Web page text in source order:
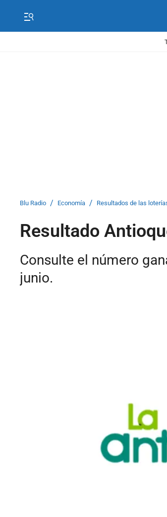
Blu Radio / Economía / Resultados de las
Resultado
Consulte el número
junio.